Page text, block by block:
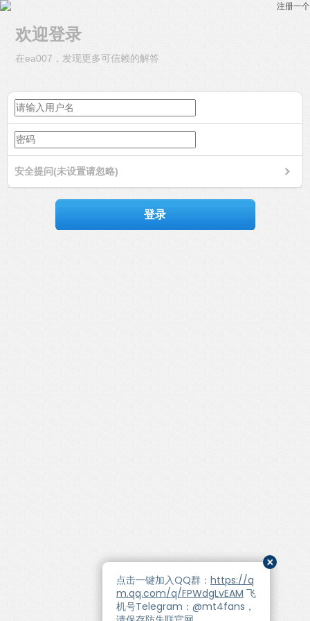
注册一个
欢迎登录
在ea007，发现更多可信赖的解答
安全提问(未设置请忽略)
登录